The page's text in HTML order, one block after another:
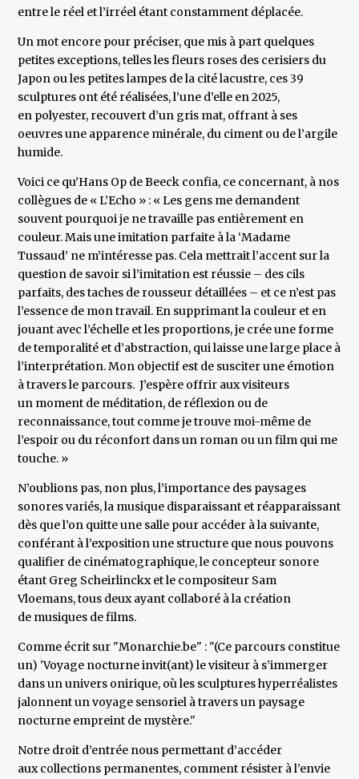
entre le réel et l’irréel étant constamment déplacée.
Un mot encore pour préciser, que mis à part quelques
petites exceptions, telles les fleurs roses des cerisiers du
Japon ou les petites lampes de la cité lacustre, ces 39
sculptures ont été réalisées, l’une d’elle en 2025,
en polyester, recouvert d’un gris mat, offrant à ses
oeuvres une apparence minérale, du ciment ou de l’argile
humide.
Voici ce qu’Hans Op de Beeck confia, ce concernant, à nos
collègues de « L’Echo » : « Les gens me demandent
souvent pourquoi je ne travaille pas entièrement en
couleur. Mais une imitation parfaite à la ‘Madame
Tussaud’ ne m’intéresse pas. Cela mettrait l’accent sur la
question de savoir si l’imitation est réussie – des cils
parfaits, des taches de rousseur détaillées – et ce n’est pas
l’essence de mon travail. En supprimant la couleur et en
jouant avec l’échelle et les proportions, je crée une forme
de temporalité et d’abstraction, qui laisse une large place à
l’interprétation. Mon objectif est de susciter une émotion
à travers le parcours. J’espère offrir aux visiteurs
un moment de méditation, de réflexion ou de
reconnaissance, tout comme je trouve moi-même de
l’espoir ou du réconfort dans un roman ou un film qui me
touche. »
N’oublions pas, non plus, l’importance des paysages
sonores variés, la musique disparaissant et réapparaissant
dès que l’on quitte une salle pour accéder à la suivante,
conférant à l’exposition une structure que nous pouvons
qualifier de cinématographique, le concepteur sonore
étant Greg Scheirlinckx et le compositeur Sam
Vloemans, tous deux ayant collaboré à la création
de musiques de films.
Comme écrit sur "Monarchie.be" : "(Ce parcours constitue
un) 'Voyage nocturne invit(ant) le visiteur à s’immerger
dans un univers onirique, où les sculptures hyperréalistes
jalonnent un voyage sensoriel à travers un paysage
nocturne empreint de mystère."
Notre droit d’entrée nous permettant d’accéder
aux collections permanentes, comment résister à l’envie